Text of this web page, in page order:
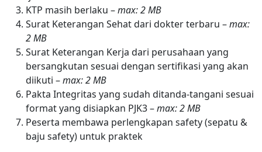
KTP masih berlaku –max: 2 MB
Surat Keterangan Sehat dari dokter terbaru –max:
2 MB
Surat Keterangan Kerja dari perusahaan yang
bersangkutan sesuai dengan sertifikasi yang akan
diikuti –max: 2 MB
Pakta Integritas yang sudah ditanda-tangani sesuai
format yang disiapkan PJK3 –max: 2 MB
Peserta membawa perlengkapan safety (sepatu &
baju safety) untuk praktek